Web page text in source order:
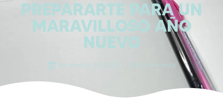
PREPARARTE PARA UN
MARAVILLOSO AÑO
NUEVO
diciembre 26, 2024 No Comments